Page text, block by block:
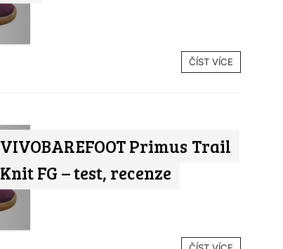
ČÍST VÍCE
VIVOBAREFOOT Primus Trail
Knit FG – test, recenze